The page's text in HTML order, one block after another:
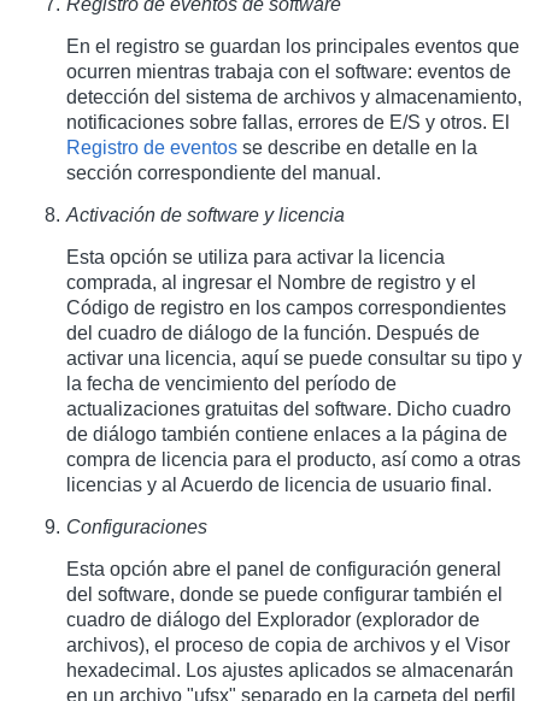
En el registro se guardan los principales eventos que
ocurren mientras trabaja con el software: eventos de
detección del sistema de archivos y almacenamiento,
notificaciones sobre fallas, errores de E/S y otros. El
Registro de eventos se describe en detalle en la
sección correspondiente del manual.
Activación de software y licencia
Esta opción se utiliza para activar la licencia
comprada, al ingresar el Nombre de registro y el
Código de registro en los campos correspondientes
del cuadro de diálogo de la función. Después de
activar una licencia, aquí se puede consultar su tipo y
la fecha de vencimiento del período de
actualizaciones gratuitas del software. Dicho cuadro
de diálogo también contiene enlaces a la página de
compra de licencia para el producto, así como a otras
licencias y al Acuerdo de licencia de usuario final.
Configuraciones
Esta opción abre el panel de configuración general
del software, donde se puede configurar también el
cuadro de diálogo del Explorador (explorador de
archivos), el proceso de copia de archivos y el Visor
hexadecimal. Los ajustes aplicados se almacenarán
en un archivo "ufsx" separado en la carpeta del perfil